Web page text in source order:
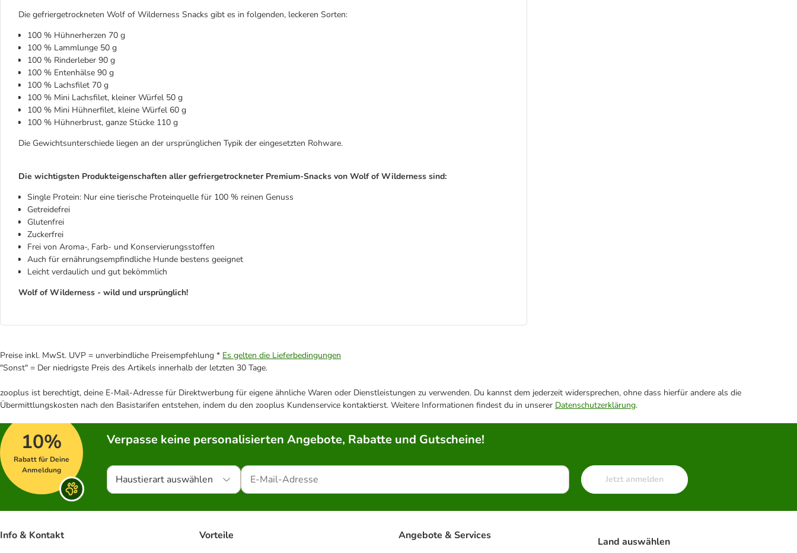
Die gefriergetrockneten Wolf of Wilderness Snacks gibt es in folgenden, leckeren Sorten:
100 % Hühnerherzen 70 g
100 % Lammlunge 50 g
100 % Rinderleber 90 g
100 % Entenhälse 90 g
100 % Lachsfilet 70 g
100 % Mini Lachsfilet, kleiner Würfel 50 g
100 % Mini Hühnerfilet, kleine Würfel 60 g
100 % Hühnerbrust, ganze Stücke 110 g
Die Gewichtsunterschiede liegen an der ursprünglichen Typik der eingesetzten Rohware.
Die wichtigsten Produkteigenschaften aller gefriergetrockneter Premium-Snacks von Wolf of Wilderness sind:
Single Protein: Nur eine tierische Proteinquelle für 100 % reinen Genuss
Getreidefrei
Glutenfrei
Zuckerfrei
Frei von Aroma-, Farb- und Konservierungsstoffen
Auch für ernährungsempfindliche Hunde bestens geeignet
Leicht verdaulich und gut bekömmlich
Wolf of Wilderness - wild und ursprünglich!
Preise inkl. MwSt. UVP = unverbindliche Preisempfehlung * Es gelten die Lieferbedingungen
"Sonst" = Der niedrigste Preis des Artikels innerhalb der letzten 30 Tage.
zooplus ist berechtigt, deine E-Mail-Adresse für Direktwerbung für eigene ähnliche Waren oder Dienstleistungen zu verwenden. Du kannst dem jederzeit widersprechen, ohne dass hierfür andere als die
Übermittlungskosten nach den Basistarifen entstehen, indem du den zooplus Kundenservice kontaktierst. Weitere Informationen findest du in unserer Datenschutzerklärung.
10%
Rabatt für Deine
Anmeldung
Verpasse keine personalisierten Angebote, Rabatte und Gutscheine!
Haustierart auswählen Jetzt anmelden
Info & Kontakt Vorteile Angebote & Services Land auswählen